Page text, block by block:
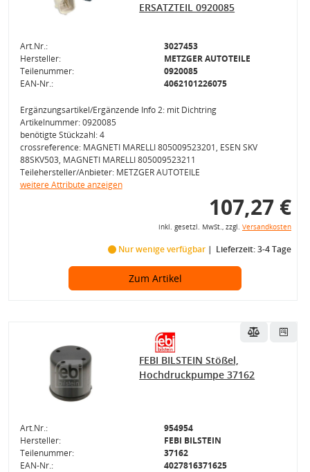
ERSATZTEIL 0920085
Art.Nr.:
3027453
Hersteller:
METZGER AUTOTEILE
Teilenummer:
0920085
EAN-Nr.:
4062101226075
Ergänzungsartikel/Ergänzende Info 2: mit Dichtring
Artikelnummer: 0920085
benötigte Stückzahl: 4
crossreference: MAGNETI MARELLI 805009523201, ESEN SKV
88SKV503, MAGNETI MARELLI 805009523211
Teilehersteller/Anbieter: METZGER AUTOTEILE
weitere Attribute anzeigen
107,27 €
inkl. gesetzl. MwSt., zzgl. Versandkosten
Nur wenige verfügbar Lieferzeit: 3-4 Tage
Zum Artikel
FEBI BILSTEIN Stößel,
Hochdruckpumpe 37162
Art.Nr.:
954954
Hersteller:
FEBI BILSTEIN
Teilenummer:
37162
EAN-Nr.:
4027816371625